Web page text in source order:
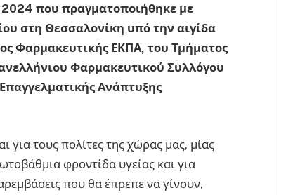
2024 που πραγματοποιήθηκε με
στη Θεσσαλονίκη υπό την αιγίδα
Φαρμακευτικής ΕΚΠΑ, του Τμήματος
Φαρμακευτικού Συλλόγου
Ανάπτυξης
για τους πολίτες της χώρας μας, μίας
φροντίδα υγείας και για
που θα έπρεπε να γίνουν,